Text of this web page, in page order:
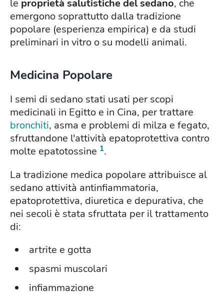
le proprietà salutistiche del sedano, che
emergono soprattutto dalla tradizione
popolare (esperienza empirica) e da studi
preliminari in vitro o su modelli animali.
Medicina Popolare
I semi di sedano stati usati per scopi
medicinali in Egitto e in Cina, per trattare
bronchiti, asma e problemi di milza e fegato,
sfruttandone l'attività epatoprotettiva contro
molte epatotossine 1.
La tradizione medica popolare attribuisce al
sedano attività antinfiammatoria,
epatoprotettiva, diuretica e depurativa, che
nei secoli è stata sfruttata per il trattamento
di:
artrite e gotta
spasmi muscolari
infiammazione